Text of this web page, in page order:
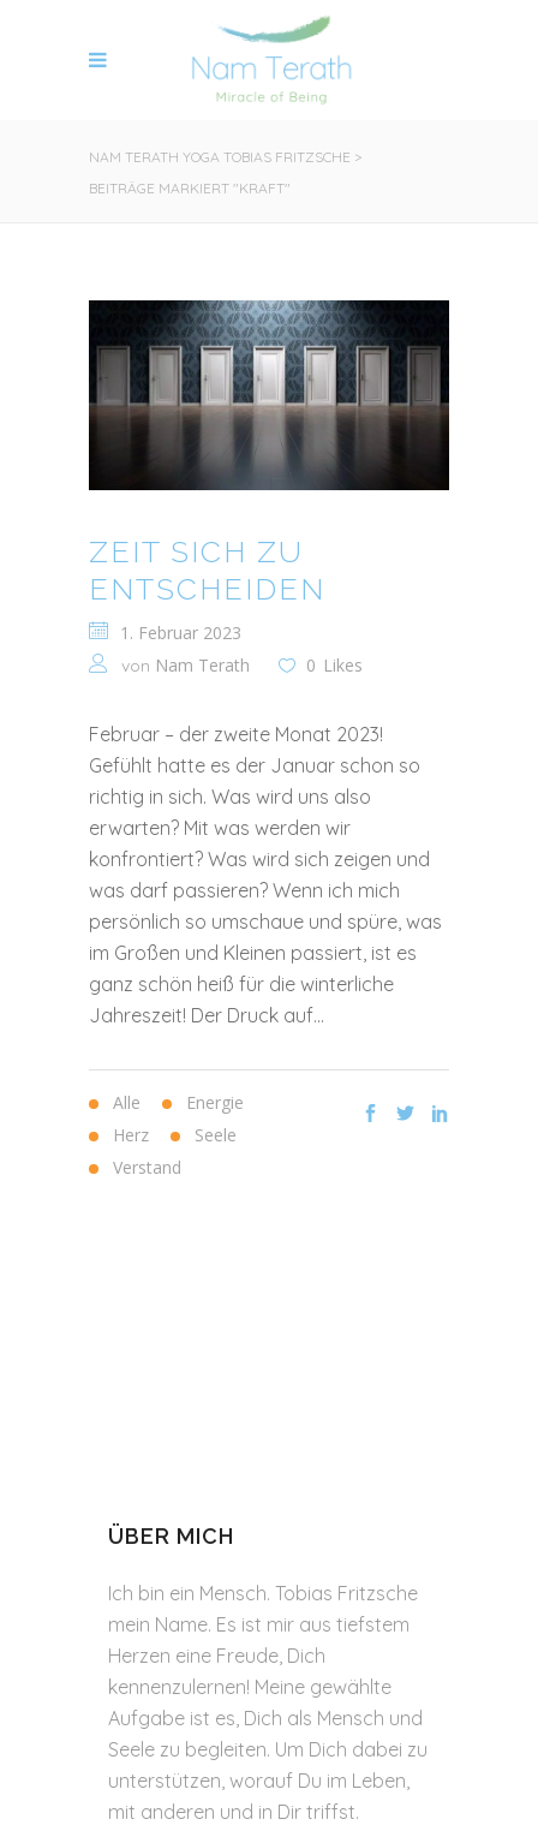
NAM TERATH YOGA TOBIAS FRITZSCHE >
BEITRÄGE MARKIERT "KRAFT"
ZEIT SICH ZU
ENTSCHEIDEN
1. Februar 2023
von Nam Terath 0 Likes
Februar – der zweite Monat 2023!
Gefühlt hatte es der Januar schon so
richtig in sich. Was wird uns also
erwarten? Mit was werden wir
konfrontiert? Was wird sich zeigen und
was darf passieren? Wenn ich mich
persönlich so umschaue und spüre, was
im Großen und Kleinen passiert, ist es
ganz schön heiß für die winterliche
Jahreszeit! Der Druck auf...
Alle
Energie
Herz
Seele
Verstand
ÜBER MICH
Ich bin ein Mensch. Tobias Fritzsche
mein Name. Es ist mir aus tiefstem
Herzen eine Freude, Dich
kennenzulernen! Meine gewählte
Aufgabe ist es, Dich als Mensch und
Seele zu begleiten. Um Dich dabei zu
unterstützen, worauf Du im Leben,
mit anderen und in Dir triffst.